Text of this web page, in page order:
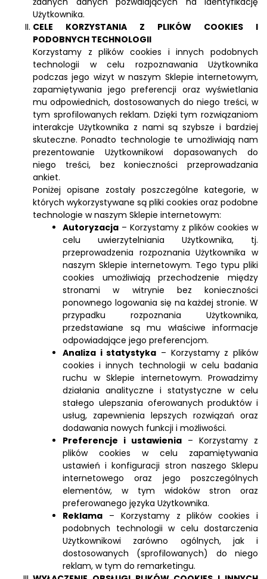
Użytkownika.
CELE KORZYSTANIA Z PLIKÓW COOKIES I
PODOBNYCH TECHNOLOGII
Korzystamy z plików cookies i innych podobnych
technologii w celu rozpoznawania Użytkownika
podczas jego wizyt w naszym Sklepie internetowym,
zapamiętywania jego preferencji oraz wyświetlania
mu odpowiednich, dostosowanych do niego treści, w
tym sprofilowanych reklam. Dzięki tym rozwiązaniom
interakcje Użytkownika z nami są szybsze i bardziej
skuteczne. Ponadto technologie te umożliwiają nam
prezentowanie Użytkownikowi dopasowanych do
niego treści, bez konieczności przeprowadzania
ankiet.
Poniżej opisane zostały poszczególne kategorie, w
których wykorzystywane są pliki cookies oraz podobne
technologie w naszym Sklepie internetowym:
Autoryzacja – Korzystamy z plików cookies w
celu uwierzytelniania Użytkownika, tj.
przeprowadzenia rozpoznania Użytkownika w
naszym Sklepie internetowym. Tego typu pliki
cookies umożliwiają przechodzenie między
stronami w witrynie bez konieczności
ponownego logowania się na każdej stronie. W
przypadku rozpoznania Użytkownika,
przedstawiane są mu właściwe informacje
odpowiadające jego preferencjom.
Analiza i statystyka – Korzystamy z plików
cookies i innych technologii w celu badania
ruchu w Sklepie internetowym. Prowadzimy
działania analityczne i statystyczne w celu
stałego ulepszania oferowanych produktów i
usług, zapewnienia lepszych rozwiązań oraz
dodawania nowych funkcji i możliwości.
Preferencje i ustawienia – Korzystamy z
plików cookies w celu zapamiętywania
ustawień i konfiguracji stron naszego Sklepu
internetowego oraz jego poszczególnych
elementów, w tym widoków stron oraz
preferowanego języka Użytkownika.
Reklama – Korzystamy z plików cookies i
podobnych technologii w celu dostarczenia
Użytkownikowi zarówno ogólnych, jak i
dostosowanych (sprofilowanych) do niego
reklam, w tym do remarketingu.